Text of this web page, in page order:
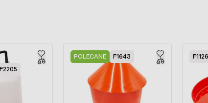
F2205
POLECANE F1643 F1126